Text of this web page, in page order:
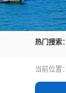
热门搜索：
当前位置：